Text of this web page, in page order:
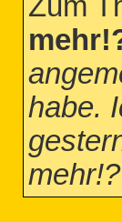
habe.
mehr!?